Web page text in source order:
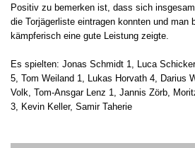
Positiv zu bemerken ist, dass sich
die Torjägerliste eintragen konnten und man
kämpferisch eine gute Leistung zeigte.
Es spielten: Jonas Schmidt 1, Luca
5, Tom Weiland 1, Lukas Horvath 4, Darius
Volk, Tom-Ansgar Lenz 1, Jannis Zörb,
3, Kevin Keller, Samir Taherie